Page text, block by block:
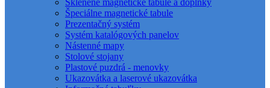
Sklenené magnetické tabule a doplnky
Špeciálne magnetické tabule
Prezentačný systém
Systém katalógových panelov
Nástenné mapy
Stolové stojany
Plastové puzdrá - menovky
Ukazovátka a laserové ukazovátka